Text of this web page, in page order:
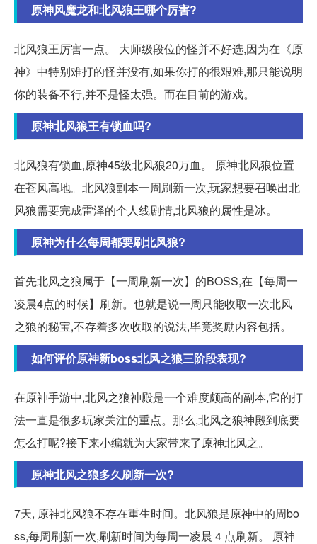
原神风魔龙和北风狼王哪个厉害?
北风狼王厉害一点。 大师级段位的怪并不好选,因为在《原
神》中特别难打的怪并没有,如果你打的很艰难,那只能说明
你的装备不行,并不是怪太强。而在目前的游戏。
原神北风狼王有锁血吗?
北风狼有锁血,原神45级北风狼20万血。 原神北风狼位置
在苍风高地。北风狼副本一周刷新一次,玩家想要召唤出北
风狼需要完成雷泽的个人线剧情,北风狼的属性是冰。
原神为什么每周都要刷北风狼?
首先北风之狼属于【一周刷新一次】的BOSS,在【每周一
凌晨4点的时候】刷新。也就是说一周只能收取一次北风
之狼的秘宝,不存着多次收取的说法,毕竟奖励内容包括。
如何评价原神新boss北风之狼三阶段表现?
在原神手游中,北风之狼神殿是一个难度颇高的副本,它的打
法一直是很多玩家关注的重点。那么,北风之狼神殿到底要
怎么打呢?接下来小编就为大家带来了原神北风之。
原神北风之狼多久刷新一次?
7天, 原神北风狼不存在重生时间。北风狼是原神中的周bo
ss,每周刷新一次,刷新时间为每周一凌晨 4 点刷新。 原神